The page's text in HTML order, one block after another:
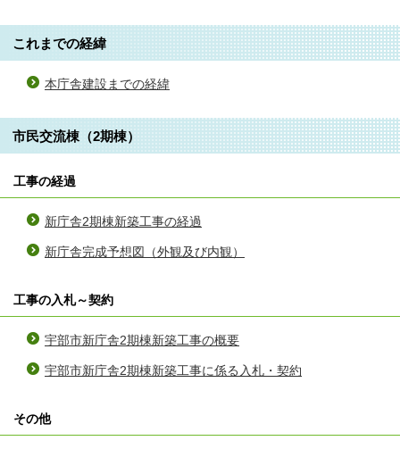
これまでの経緯
本庁舎建設までの経緯
市民交流棟（2期棟）
工事の経過
新庁舎2期棟新築工事の経過
新庁舎完成予想図（外観及び内観）
工事の入札～契約
宇部市新庁舎2期棟新築工事の概要
宇部市新庁舎2期棟新築工事に係る入札・契約
その他